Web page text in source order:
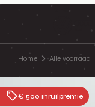
9.3
Home Alle voorraad
€ 500 inruilpremie